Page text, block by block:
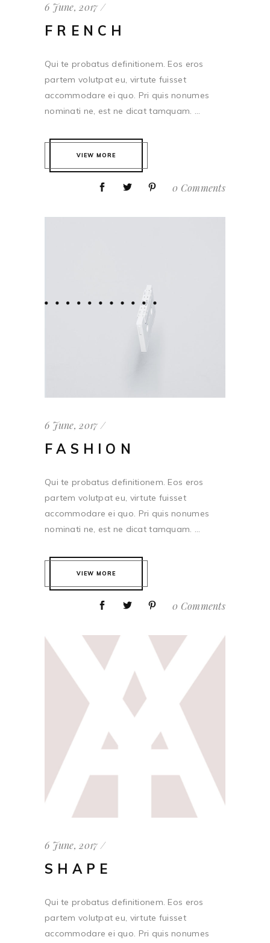
6 June, 2017
FRENCH
Qui te probatus definitionem. Eos eros
partem volutpat eu, virtute fuisset
accommodare ei quo. Pri quis nonumes
nominati ne, est ne dicat tamquam. ...
VIEW MORE
0 Comments
6 June, 2017
FASHION
Qui te probatus definitionem. Eos eros
partem volutpat eu, virtute fuisset
accommodare ei quo. Pri quis nonumes
nominati ne, est ne dicat tamquam. ...
VIEW MORE
0 Comments
6 June, 2017
SHAPE
Qui te probatus definitionem. Eos eros
partem volutpat eu, virtute fuisset
accommodare ei quo. Pri quis nonumes